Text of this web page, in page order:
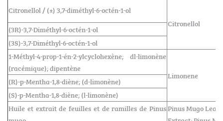
Citronellol / (±) 3,7-diméthyl-6-octén-1-ol
Citronellol
(3R)-3,7-Diméthyl-6-octén-1-ol
(3S)-3,7-Diméthyl-6-octén-1-ol
1-Méthyl-4-prop-1-én-2-ylcyclohexène; dl-limonène
(racémique); dipentène
Limonene
(R)-p-Mentha-1,8-diène; (d-limonène)
(S)-p-Mentha-1,8-diène; (l-limonène)
Huile et extrait de feuilles et de ramilles de PinusPinus Mugo Leaf